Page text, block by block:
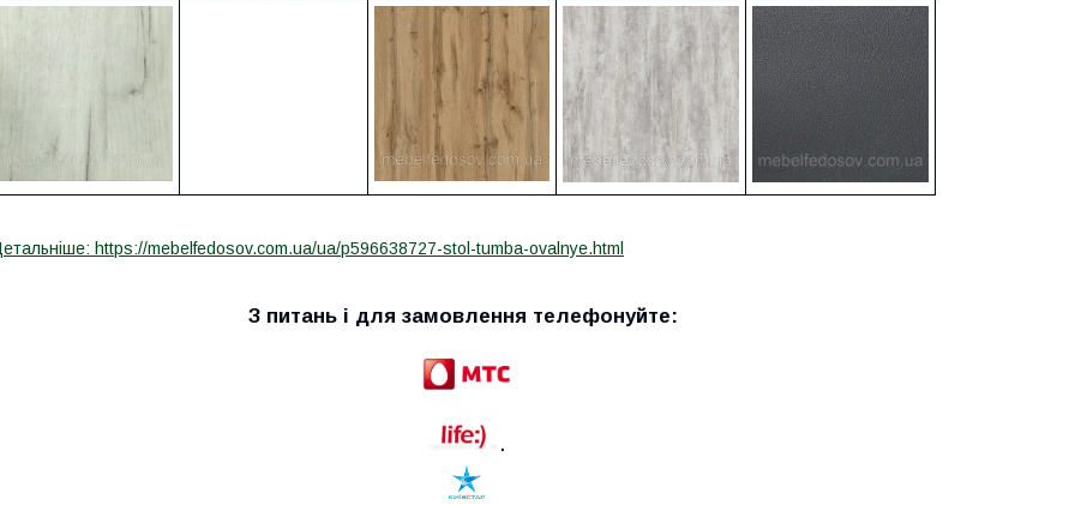
https://mebelfedosov.com.ua/ua/p596638727-stol-tumba-ovalnye.html
З питань і для замовлення телефонуйте:
.